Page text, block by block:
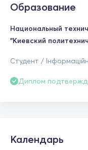
Образование
Национальный
"Киевский
Студент /
Диплом
Календарь